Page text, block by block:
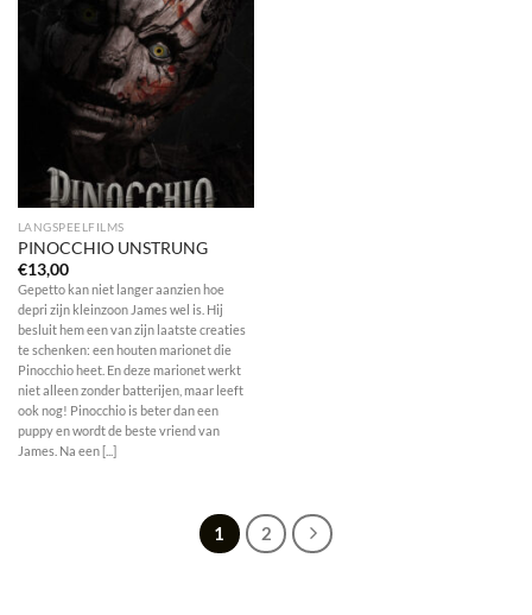
LANGSPEELFILMS
PINOCCHIO UNSTRUNG
€13,00
Gepetto kan niet langer aanzien hoe
depri zijn kleinzoon James wel is. Hij
besluit hem een van zijn laatste creaties
te schenken: een houten marionet die
Pinocchio heet. En deze marionet werkt
niet alleen zonder batterijen, maar leeft
ook nog! Pinocchio is beter dan een
puppy en wordt de beste vriend van
James. Na een [...]
1 2